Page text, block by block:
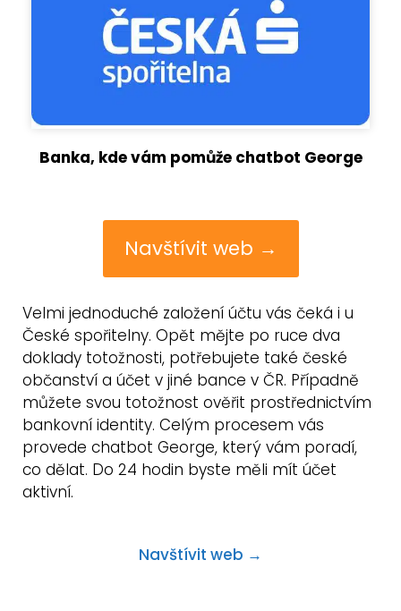
Banka, kde vám pomůže chatbot George
Navštívit web →
Velmi jednoduché založení účtu vás čeká i u
České spořitelny. Opět mějte po ruce dva
doklady totožnosti, potřebujete také české
občanství a účet v jiné bance v ČR. Případně
můžete svou totožnost ověřit prostřednictvím
bankovní identity. Celým procesem vás
provede chatbot George, který vám poradí,
co dělat. Do 24 hodin byste měli mít účet
aktivní.
Navštívit web →